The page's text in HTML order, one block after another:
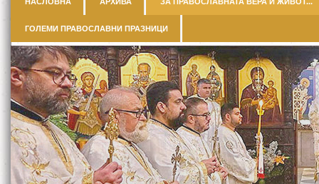
ГОЛЕМИ ПРАВОСЛАВНИ ПРАЗНИЦИ